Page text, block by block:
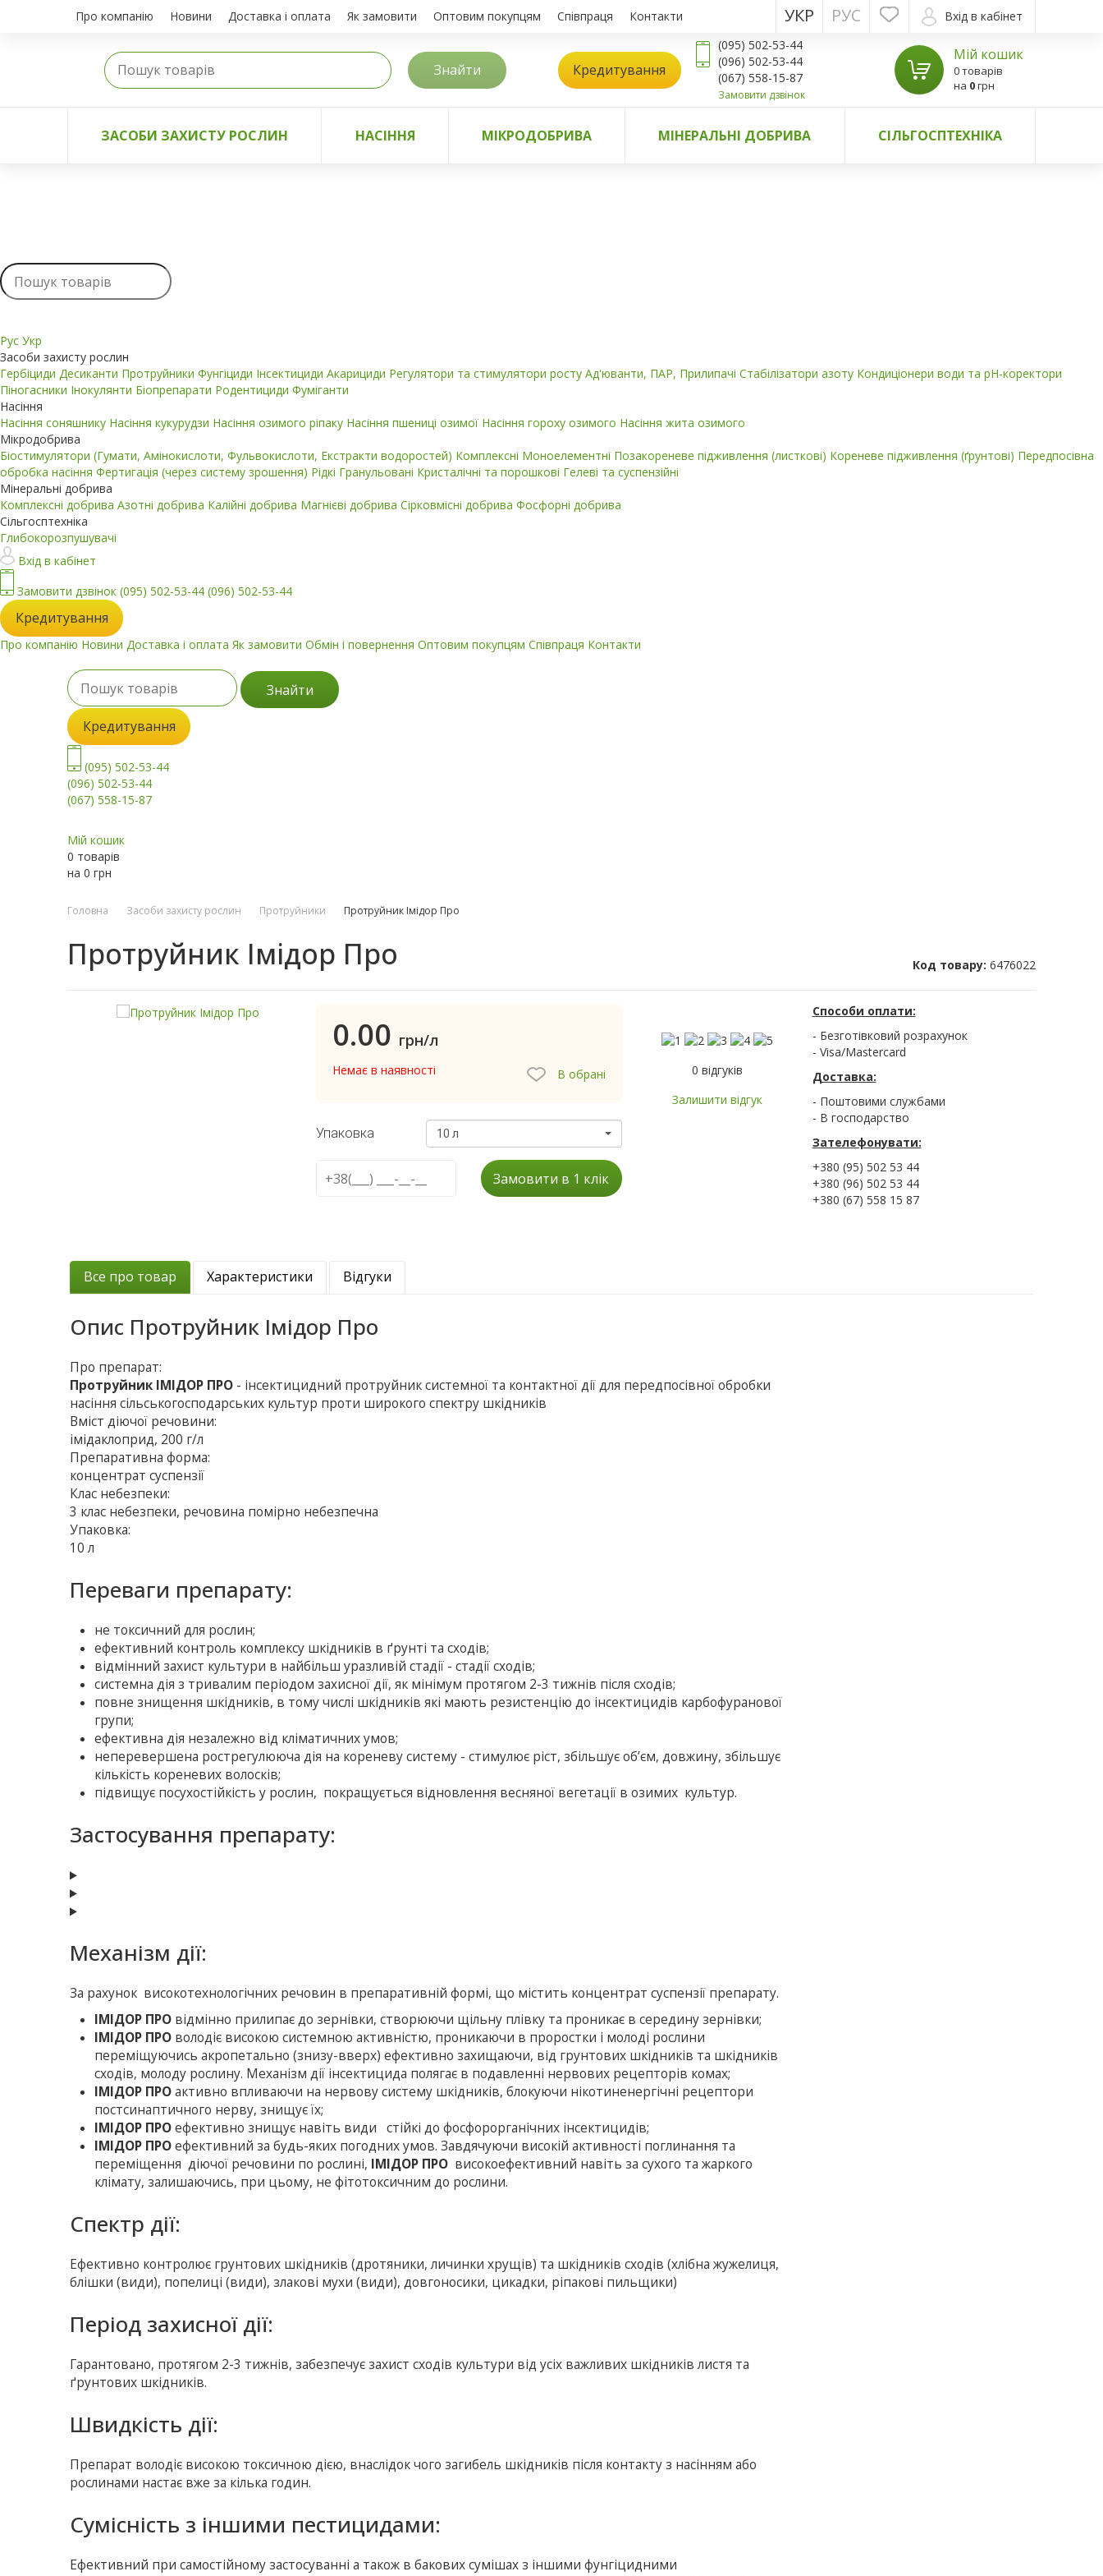
Про компанію Новини Доставка і оплата Як замовити Оптовим покупцям Співпраця Контакти Вхід в кабінет
РУС
УКР
Знайти Кредитування
(095) 502-53-44
(096) 502-53-44
(067) 558-15-87
Замовити дзвінок
Мій кошик
0 товарів
на 0грн
ЗАСОБИ ЗАХИСТУ РОСЛИН НАСІННЯ МІКРОДОБРИВА МІНЕРАЛЬНІ ДОБРИВА СІЛЬГОСПТЕХНІКА
Рус Укр
Засоби захисту рослин
Гербіциди Десиканти Протруйники Фунгіциди Інсектициди Акарициди Регулятори та стимулятори росту Ад'юванти, ПАР, Прилипачі Стабілізатори азоту Кондиціонери води та pH-коректори
Піногасники Інокулянти Біопрепарати Родентициди Фуміганти
Насіння
Насіння соняшнику Насіння кукурудзи Насіння озимого ріпаку Насіння пшениці озимої Насіння гороху озимого Насіння жита озимого
Мікродобрива
Біостимулятори (Гумати, Амінокислоти, Фульвокислоти, Екстракти водоростей) Комплексні Моноелементні Позакореневе підживлення (листкові) Кореневе підживлення (ґрунтові) Передпосівна
обробка насіння Фертигація (через систему зрошення) Рідкі Гранульовані Кристалічні та порошкові Гелеві та суспензійні
Мінеральні добрива
Комплексні добрива Азотні добрива Калійні добрива Магнієві добрива Сірковмісні добрива Фосфорні добрива
Сільгосптехніка
Глибокорозпушувачі
Вхід в кабінет
Замовити дзвінок (095) 502-53-44 (096) 502-53-44
Кредитування
Про компанію Новини Доставка і оплата Як замовити Обмін і повернення Оптовим покупцям Співпраця Контакти
Знайти
Кредитування
(095) 502-53-44
(096) 502-53-44
(067) 558-15-87
Мій кошик
0 товарів
на 0 грн
Головна Засоби захисту рослин Протруйники Протруйник Імідор Про
Протруйник Імідор Про Код товару: 6476022
0.00 грн/л
Немає в наявності В обрані
Упаковка 10 л
0 відгуків
Залишити відгук
Замовити в 1 клік
Способи оплати:
- Безготівковий розрахунок
- Visa/Mastercard
Доставка:
- Поштовими службами
- В господарство
Зателефонувати:
+380 (95) 502 53 44
+380 (96) 502 53 44
+380 (67) 558 15 87
Все про товар Характеристики Відгуки
Опис Протруйник Імідор Про
Про препарат:
Протруйник ІМІДОР ПРО - інсектицидний протруйник системної та контактної дії для передпосівної обробки
насіння сільськогосподарських культур проти широкого спектру шкідників
Вміст діючої речовини:
імідаклоприд, 200 г/л
Препаративна форма:
концентрат суспензії
Клас небезпеки:
3 клас небезпеки, речовина помірно небезпечна
Упаковка:
10 л
Переваги препарату:
не токсичний для рослин;
ефективний контроль комплексу шкідників в ґрунті та сходів;
відмінний захист культури в найбільш уразливій стадії - стадії сходів;
системна дія з тривалим періодом захисної дії, як мінімум протягом 2-3 тижнів після сходів;
повне знищення шкідників, в тому числі шкідників які мають резистенцію до інсектицидів карбофуранової
групи;
ефективна дія незалежно від кліматичних умов;
неперевершена рострегулююча дія на кореневу систему - стимулює ріст, збільшує об’єм, довжину, збільшує
кількість кореневих волосків;
підвищує посухостійкість у рослин, покращується відновлення весняної вегетації в озимих культур.
Застосування препарату:
Механізм дії:
За рахунок високотехнологічних речовин в препаративній формі, що містить концентрат суспензії препарату.
ІМІДОР ПРО відмінно прилипає до зернівки, створюючи щільну плівку та проникає в середину зернівки;
ІМІДОР ПРО володіє високою системною активністю, проникаючи в проростки і молоді рослини
переміщуючись акропетально (знизу-вверх) ефективно захищаючи, від грунтових шкідників та шкідників
сходів, молоду рослину. Механізм дії інсектицида полягає в подавленні нерво­вих рецепторів комах;
ІМІДОР ПРОактивно впливаючи на нервову систему шкідників, блокуючи нікотиненергічні рецеп­тори
постсинаптичного нерву, знищує їх;
ІМІДОР ПРОефективно знищує навіть види стійкі до фосфорорганічних інсектицидів;
ІМІДОР ПРОефективний за будь-яких погодних умов. Завдячуючи високій активності поглинання та
переміщення діючої речовини по рослині, ІМІДОР ПРО високоефективний навіть за сухого та жаркого
клімату, залишаючись, при цьому, не фітотоксичним до рослини.
Спектр дії:
Ефективно контролює грунтових шкідників (дротяники, личинки хрущів) та шкідників сходів (хлібна жужелиця,
блішки (види), попелиці (види), злакові мухи (види), довгоносики, цикадки, ріпакові пильщики)
Період захисної дії:
Гарантовано, протягом 2-3 тижнів, забезпечує захист сходів культури від усіх важливих шкідників листя та
ґрунтових шкідників.
Швидкість дії:
Препарат володіє високою токсичною дією, внаслідок чого загибель шкідників після контакту з насінням або
рослинами настає вже за кілька годин.
Сумісність з іншими пестицидами:
Ефективний при самостійному застосуванні а також в бакових сумішах з іншими фунгіцидними